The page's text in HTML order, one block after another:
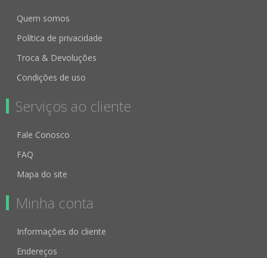
Quem somos
Política de privacidade
Troca & Devoluções
Condições de uso
Serviços ao cliente
Fale Conosco
FAQ
Mapa do site
Minha conta
Informações do cliente
Endereços